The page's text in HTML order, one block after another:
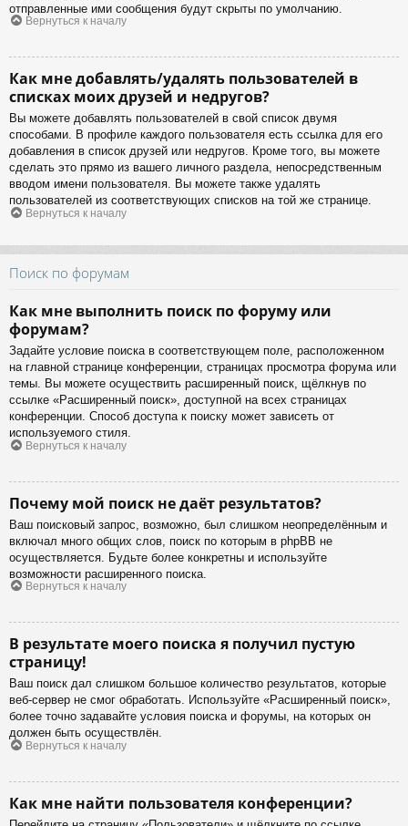
отправленные ими сообщения будут скрыты по умолчанию.
Вернуться к началу
Как мне добавлять/удалять пользователей в
списках моих друзей и недругов?
Вы можете добавлять пользователей в свой список двумя
способами. В профиле каждого пользователя есть ссылка для его
добавления в список друзей или недругов. Кроме того, вы можете
сделать это прямо из вашего личного раздела, непосредственным
вводом имени пользователя. Вы можете также удалять
пользователей из соответствующих списков на той же странице.
Вернуться к началу
Поиск по форумам
Как мне выполнить поиск по форуму или
форумам?
Задайте условие поиска в соответствующем поле, расположенном
на главной странице конференции, страницах просмотра форума или
темы. Вы можете осуществить расширенный поиск, щёлкнув по
ссылке «Расширенный поиск», доступной на всех страницах
конференции. Способ доступа к поиску может зависеть от
используемого стиля.
Вернуться к началу
Почему мой поиск не даёт результатов?
Ваш поисковый запрос, возможно, был слишком неопределённым и
включал много общих слов, поиск по которым в phpBB не
осуществляется. Будьте более конкретны и используйте
возможности расширенного поиска.
Вернуться к началу
В результате моего поиска я получил пустую
страницу!
Ваш поиск дал слишком большое количество результатов, которые
веб-сервер не смог обработать. Используйте «Расширенный поиск»,
более точно задавайте условия поиска и форумы, на которых он
должен быть осуществлён.
Вернуться к началу
Как мне найти пользователя конференции?